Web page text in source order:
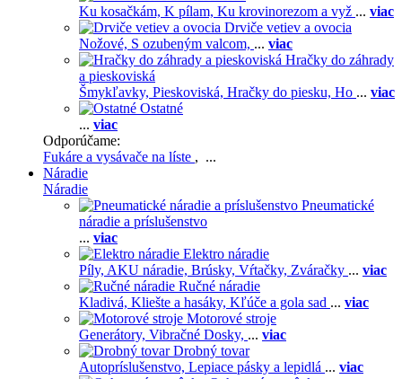
Ku kosačkám, K pílam, Ku krovinorezom a vyž ... viac
Drviče vetiev a ovocia
Nožové, S ozubeným valcom, ... viac
Hračky do záhrady
a pieskoviská
Šmykľavky, Pieskoviská, Hračky do piesku, Ho ... viac
Ostatné
... viac
Odporúčame:
Fukáre a vysávače na líste , ...
Náradie
Náradie
Pneumatické
náradie a príslušenstvo
... viac
Elektro náradie
Píly, AKU náradie, Brúsky, Vŕtačky, Zváračky ... viac
Ručné náradie
Kladivá, Kliešte a hasáky, Kľúče a gola sad ... viac
Motorové stroje
Generátory, Vibračné Dosky, ... viac
Drobný tovar
Autopríslušenstvo, Lepiace pásky a lepidlá ... viac